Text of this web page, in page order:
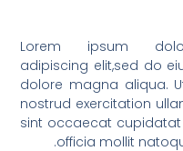
Lorem ipsum
adipiscing elit,sed do
dolore magna aliqua.
nostrud exercitation
sint occaecat
officia mollit